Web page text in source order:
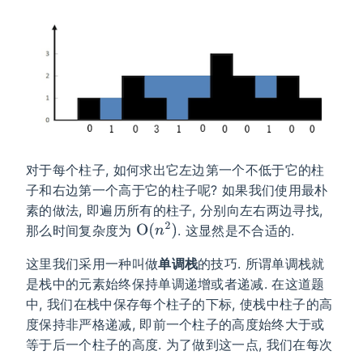
对于每个柱子, 如何求出它左边第一个不低于它的柱
子和右边第一个高于它的柱子呢? 如果我们使用最朴
素的做法, 即遍历所有的柱子, 分别向左右两边寻找,
那么时间复杂度为
. 这显然是不合适的.
这里我们采用一种叫做单调栈的技巧. 所谓单调栈就
是栈中的元素始终保持单调递增或者递减. 在这道题
中, 我们在栈中保存每个柱子的下标, 使栈中柱子的高
度保持非严格递减, 即前一个柱子的高度始终大于或
等于后一个柱子的高度. 为了做到这一点, 我们在每次